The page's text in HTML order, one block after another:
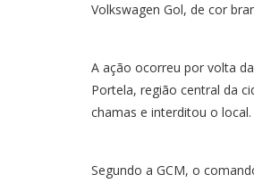
Volkswagen Gol, de cor
A ação ocorreu por volta
Portela, região central da
chamas e interditou o
Segundo a GCM, o